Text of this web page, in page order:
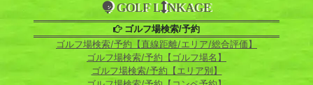
GOLF L NKAGE
ゴルフ場検索/予約
ゴルフ場検索/予約【直線距離/エリア/総合評価】
ゴルフ場検索/予約【ゴルフ場名】
ゴルフ場検索/予約【エリア別】